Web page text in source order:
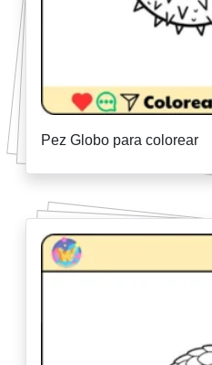
Pez Globo para colorear